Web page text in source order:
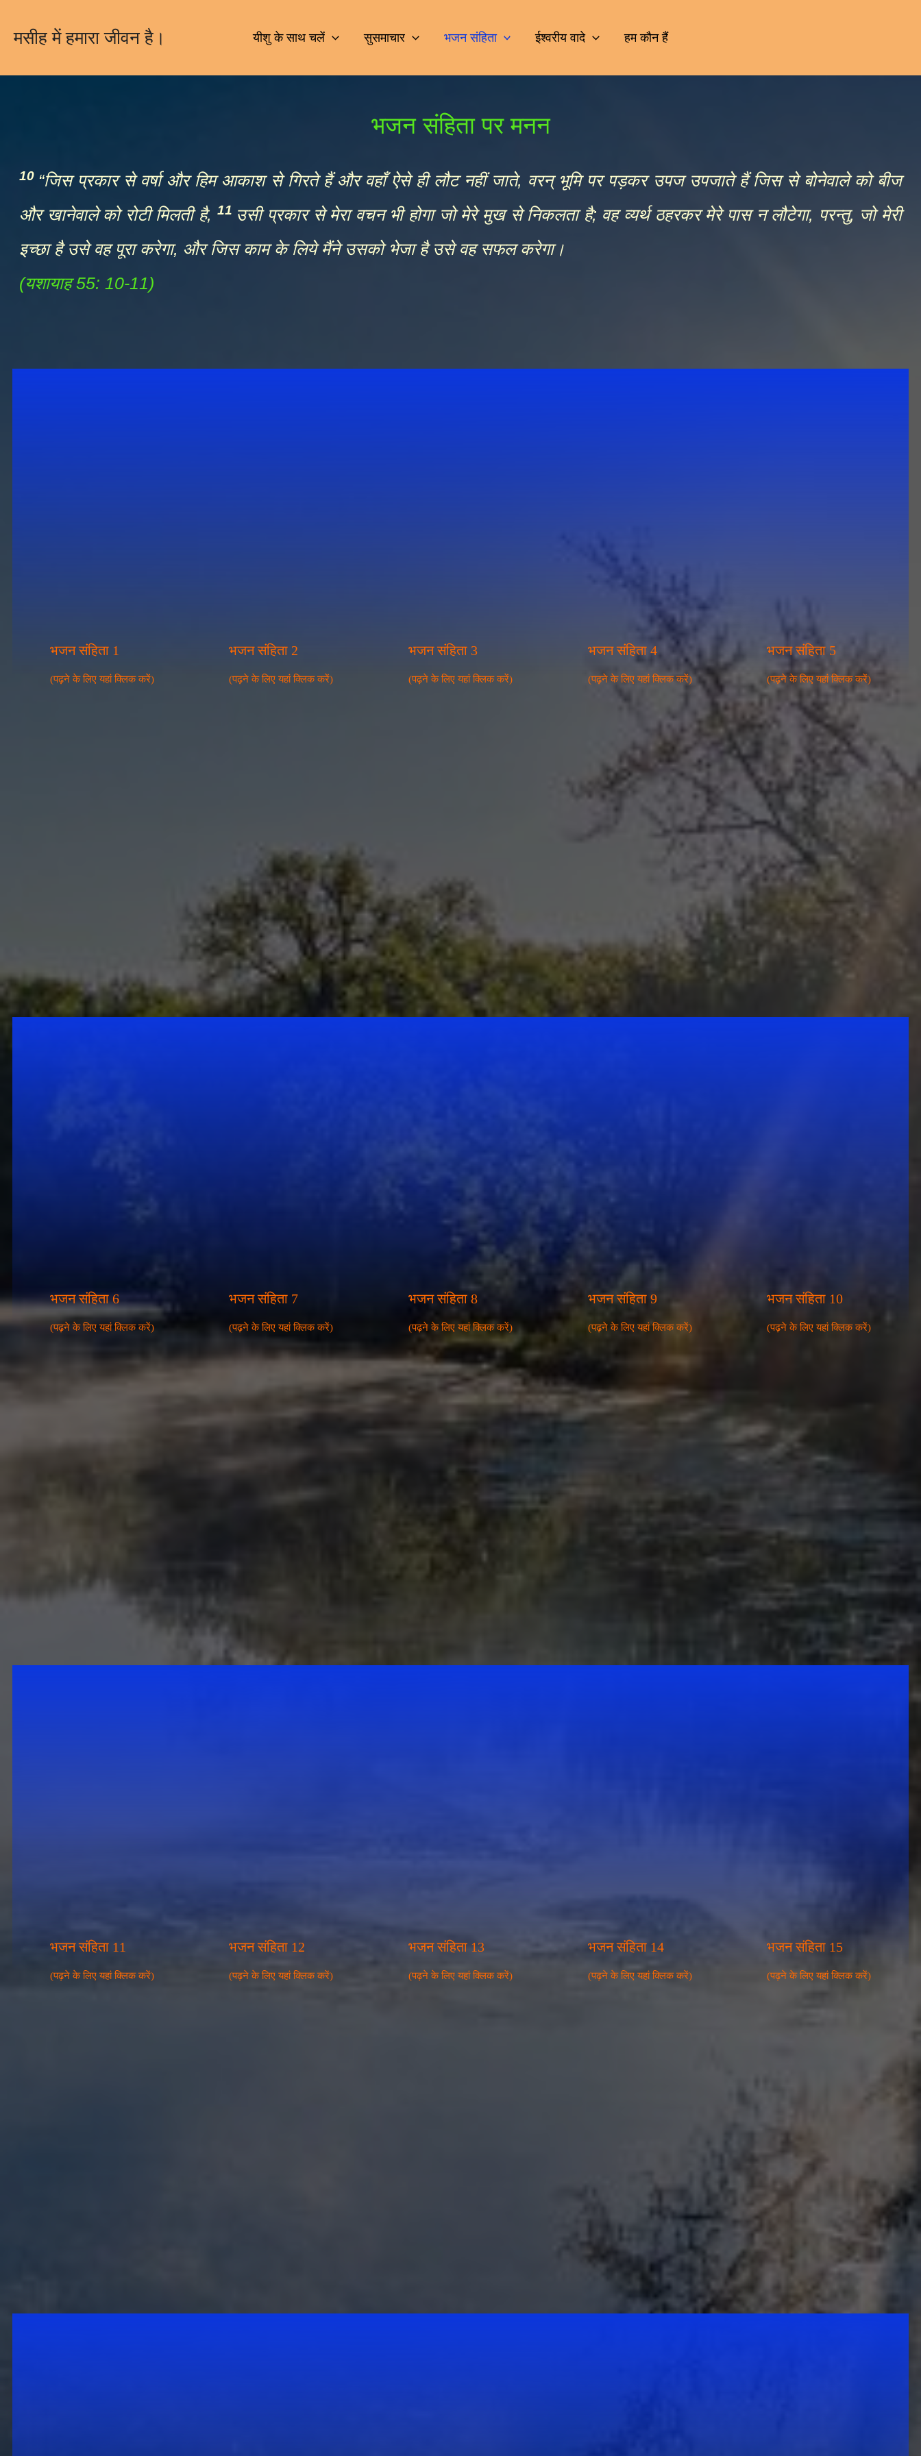
मसीह में हमारा जीवन है। यीशु के साथ चलें सुसमाचार भजन संहिता ईश्वरीय वादे हम कौन हैं
भजन संहिता पर मनन
10 “जिस प्रकार से वर्षा और हिम आकाश से गिरते हैं और वहाँ ऐसे ही लौट नहीं जाते, वरन् भूमि पर पड़कर उपज उपजाते हैं जिस से बोनेवाले को बीज
और खानेवाले को रोटी मिलती है, 11 उसी प्रकार से मेरा वचन भी होगा जो मेरे मुख से निकलता है; वह व्यर्थ ठहरकर मेरे पास न लौटेगा, परन्तु, जो मेरी
इच्छा है उसे वह पूरा करेगा, और जिस काम के लिये मैंने उसको भेजा है उसे वह सफल करेगा।
(यशायाह 55: 10-11)
भजन संहिता 1
(पढ़ने के लिए यहां क्लिक करें)
भजन संहिता 2
(पढ़ने के लिए यहां क्लिक करें)
भजन संहिता 3
(पढ़ने के लिए यहां क्लिक करें)
भजन संहिता 4
(पढ़ने के लिए यहां क्लिक करें)
भजन संहिता 5
(पढ़ने के लिए यहां क्लिक करें)
भजन संहिता 6
(पढ़ने के लिए यहां क्लिक करें)
भजन संहिता 7
(पढ़ने के लिए यहां क्लिक करें)
भजन संहिता 8
(पढ़ने के लिए यहां क्लिक करें)
भजन संहिता 9
(पढ़ने के लिए यहां क्लिक करें)
भजन संहिता 10
(पढ़ने के लिए यहां क्लिक करें)
भजन संहिता 11
(पढ़ने के लिए यहां क्लिक करें)
भजन संहिता 12
(पढ़ने के लिए यहां क्लिक करें)
भजन संहिता 13
(पढ़ने के लिए यहां क्लिक करें)
भजन संहिता 14
(पढ़ने के लिए यहां क्लिक करें)
भजन संहिता 15
(पढ़ने के लिए यहां क्लिक करें)